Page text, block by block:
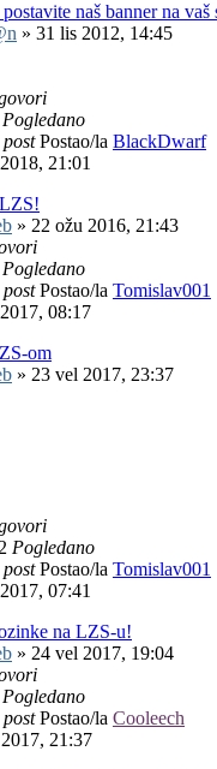
naš banner na vaš
» 31 lis 2012, 14:45
Pogledano
Postao/la BlackDwarf
21:01
» 22 ožu 2016, 21:43
Pogledano
Postao/la Tomislav001
08:17
om
» 23 vel 2017, 23:37
Pogledano
Postao/la Tomislav001
07:41
na LZS-u!
» 24 vel 2017, 19:04
Pogledano
Postao/la Cooleech
21:37